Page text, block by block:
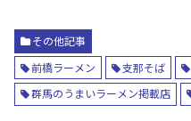
その他記事
前橋ラーメン
支那そば
群馬のうまいラーメン掲載店